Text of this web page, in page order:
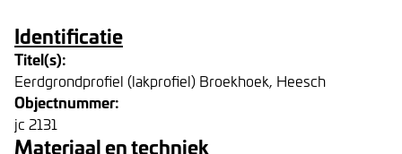
Identificatie
Titel(s):
Eerdgrondprofiel (lakprofiel) Broekhoek, Heesch
Objectnummer:
jc 2131
Materiaal en techniek